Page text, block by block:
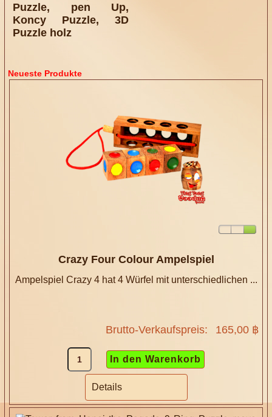
Neueste Produkte
Crazy Four Colour Ampelspiel
Ampelspiel Crazy 4 hat 4 Würfel mit unterschiedlichen ...
Brutto-Verkaufspreis: 165,00 ฿
Details